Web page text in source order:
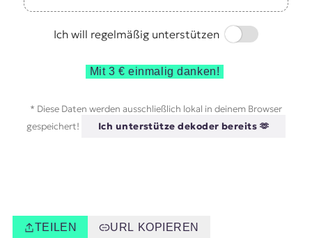
Ich will regelmäßig unterstützen
Switch
Mit 3 € einmalig danken!
* Diese Daten werden ausschließlich lokal in deinem Browser
gespeichert!
Ich unterstütze dekoder bereits 🫶
TEILEN URL KOPIEREN